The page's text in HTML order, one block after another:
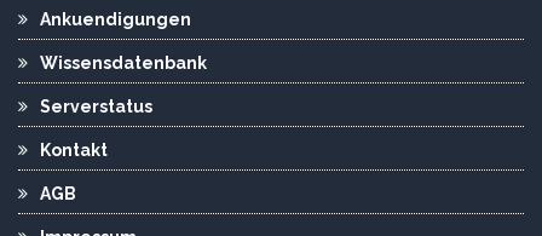
Ankuendigungen
Wissensdatenbank
Serverstatus
Kontakt
AGB